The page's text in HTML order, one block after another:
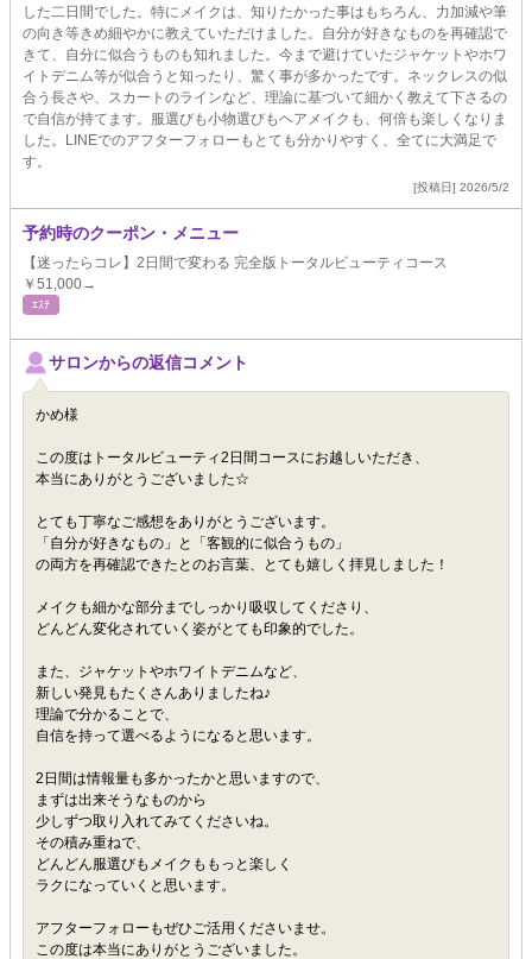
した二日間でした。特にメイクは、知りたかった事はもちろん、力加減や筆
の向き等きめ細やかに教えていただけました。自分が好きなものを再確認で
きて、自分に似合うものも知れました。今まで避けていたジャケットやホワ
イトデニム等が似合うと知ったり、驚く事が多かったです。ネックレスの似
合う長さや、スカートのラインなど、理論に基づいて細かく教えて下さるの
で自信が持てます。服選びも小物選びもヘアメイクも、何倍も楽しくなりま
した。LINEでのアフターフォローもとても分かりやすく、全てに大満足で
す。
[投稿日] 2026/5/2
予約時のクーポン・メニュー
【迷ったらコレ】2日間で変わる 完全版トータルビューティコース
￥51,000→
ｴｽﾃ
サロンからの返信コメント
かめ様
この度はトータルビューティ2日間コースにお越しいただき、
本当にありがとうございました☆
とても丁寧なご感想をありがとうございます。
「自分が好きなもの」と「客観的に似合うもの」
の両方を再確認できたとのお言葉、とても嬉しく拝見しました！
メイクも細かな部分までしっかり吸収してくださり、
どんどん変化されていく姿がとても印象的でした。
また、ジャケットやホワイトデニムなど、
新しい発見もたくさんありましたね♪
理論で分かることで、
自信を持って選べるようになると思います。
2日間は情報量も多かったかと思いますので、
まずは出来そうなものから
少しずつ取り入れてみてくださいね。
その積み重ねで、
どんどん服選びもメイクももっと楽しく
ラクになっていくと思います。
アフターフォローもぜひご活用くださいませ。
この度は本当にありがとうございました。